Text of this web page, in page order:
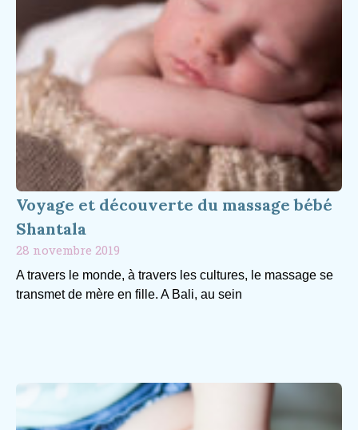
Voyage et découverte du massage bébé
Shantala
28 novembre 2019
A travers le monde, à travers les cultures, le massage se
transmet de mère en fille. A Bali, au sein